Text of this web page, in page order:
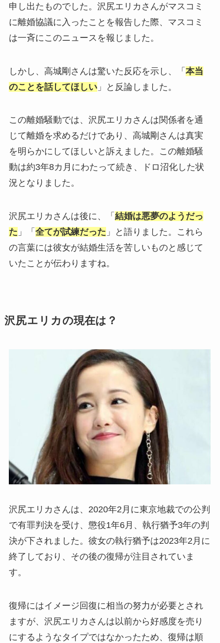
申し出たものでした。沢尻エリカさんがマスコミ
に離婚協議に入ったことを報告した際、マスコミ
は一斉にこのニュースを報じました。
しかし、高城剛さんは驚いた反応を示し、「 本当
のことを話してほしい」と反論しました。
この離婚騒動では、沢尻エリカさんは関係者を通
じて離婚を求めるだけであり、高城剛さんは真実
を明らかにしてほしいと訴えました。この離婚騒
動は約3年8カ月にわたって続き、ドロ沼化した状
況となりました。
沢尻エリカさんは後に、「 結婚は悪夢のようだっ
た 」「 全てが試練だった 」と語りました。これら
の言葉には彼女が結婚生活を苦しいものと感じて
いたことが伝わりますね。
沢尻エリカ の現在は？
沢尻エリカさんは、2020年2月に東京地裁での公判
で有罪判決を受け、懲役1年6月、執行猶予3年の判
決が下されました。彼女の執行猶予は2023年2月に
終了しており、その後の復帰が注目されていま
す。
復帰にはイメージ回復に相当の努力が必要とされ
ますが、沢尻エリカさんは以前から好感度を売り
にするようなタイプではなかったため、復帰は順